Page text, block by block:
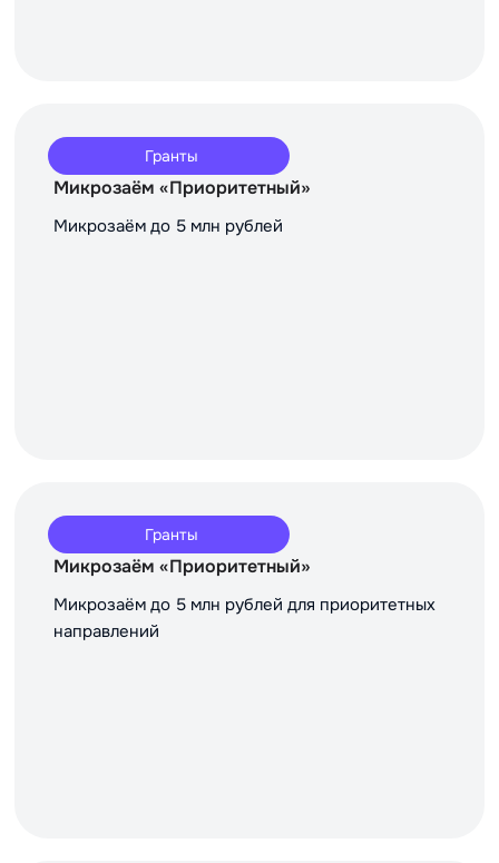
Гранты
Микрозаём «Приоритетный»
Микрозаём до 5 млн рублей
Гранты
Микрозаём «Приоритетный»
Микрозаём до 5 млн рублей для приоритетных
направлений